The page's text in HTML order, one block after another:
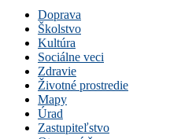
Doprava
Školstvo
Kultúra
Sociálne veci
Zdravie
Životné prostredie
Mapy
Úrad
Zastupiteľstvo